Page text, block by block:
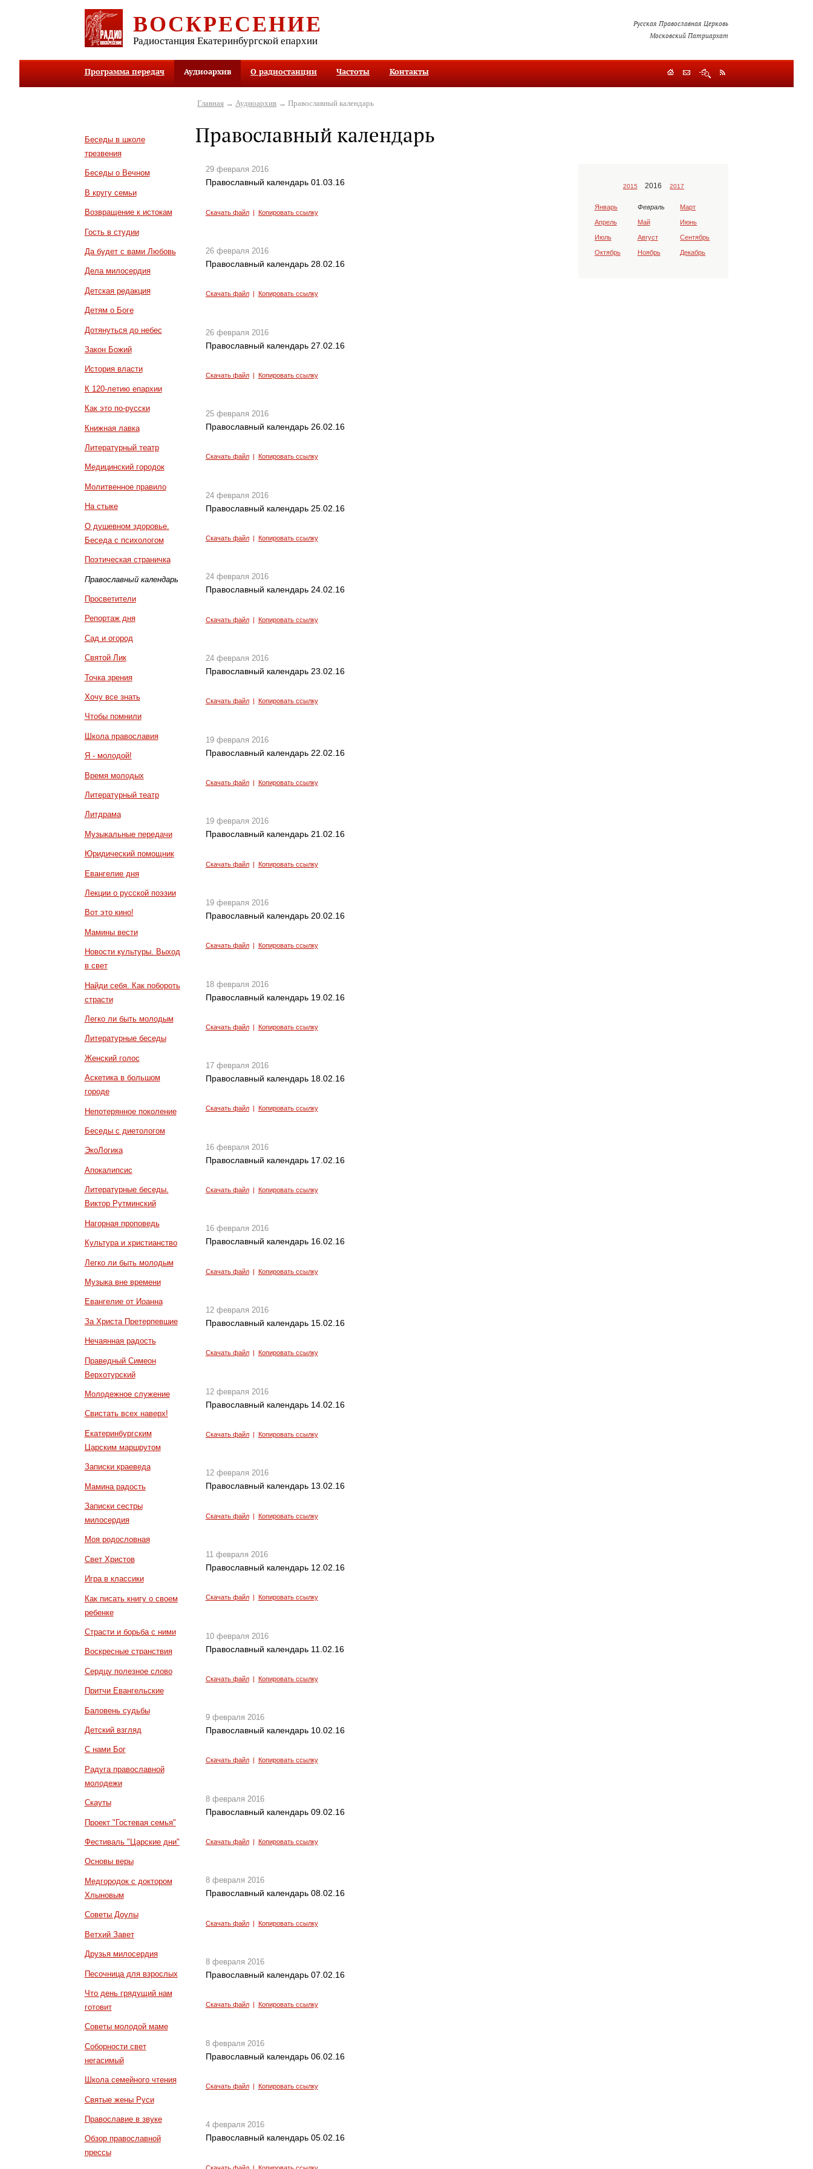
ВОСКРЕСЕНИЕ
Радиостанция Екатеринбургской епархии
Русская Православная Церковь
Московский Патриархат
Программа передач Аудиоархив О радиостанции Частоты Контакты
Беседы в школе
трезвения
Беседы о Вечном
В кругу семьи
Возвращение к истокам
Гость в студии
Да будет с вами Любовь
Дела милосердия
Детская редакция
Детям о Боге
Дотянуться до небес
Закон Божий
История власти
К 120-летию епархии
Как это по-русски
Книжная лавка
Литературный театр
Медицинский городок
Молитвенное правило
На стыке
О душевном здоровье.
Беседа с психологом
Поэтическая страничка
Православный календарь
Просветители
Репортаж дня
Сад и огород
Святой Лик
Точка зрения
Хочу все знать
Чтобы помнили
Школа православия
Я - молодой!
Время молодых
Литературный театр
Литдрама
Музыкальные передачи
Юридический помощник
Евангелие дня
Лекции о русской поэзии
Вот это кино!
Мамины вести
Новости культуры. Выход
в свет
Найди себя. Как побороть
страсти
Легко ли быть молодым
Литературные беседы
Женский голос
Аскетика в большом
городе
Непотерянное поколение
Беседы с диетологом
ЭкоЛогика
Апокалипсис
Литературные беседы.
Виктор Рутминский
Нагорная проповедь
Культура и христианство
Легко ли быть молодым
Музыка вне времени
Евангелие от Иоанна
За Христа Претерпевшие
Нечаянная радость
Праведный Симеон
Верхотурский
Молодежное служение
Свистать всех наверх!
Екатеринбургским
Царским маршрутом
Записки краеведа
Мамина радость
Записки сестры
милосердия
Моя родословная
Свет Христов
Игра в классики
Как писать книгу о своем
ребенке
Страсти и борьба с ними
Воскресные странствия
Сердцу полезное слово
Притчи Евангельские
Баловень судьбы
Детский взгляд
С нами Бог
Радуга православной
молодежи
Скауты
Проект "Гостевая семья"
Фестиваль "Царские дни"
Основы веры
Медгородок с доктором
Хлыновым
Советы Доулы
Ветхий Завет
Друзья милосердия
Песочница для взрослых
Что день грядущий нам
готовит
Советы молодой маме
Соборности свет
негасимый
Школа семейного чтения
Святые жены Руси
Православие в звуке
Обзор православной
прессы
Главная → Аудиоархив → Православный календарь
Православный календарь
29 февраля 2016
Православный календарь 01.03.16
Скачать файл| Копировать ссылку
26 февраля 2016
Православный календарь 28.02.16
Скачать файл| Копировать ссылку
26 февраля 2016
Православный календарь 27.02.16
Скачать файл| Копировать ссылку
25 февраля 2016
Православный календарь 26.02.16
Скачать файл| Копировать ссылку
24 февраля 2016
Православный календарь 25.02.16
Скачать файл| Копировать ссылку
24 февраля 2016
Православный календарь 24.02.16
Скачать файл| Копировать ссылку
24 февраля 2016
Православный календарь 23.02.16
Скачать файл| Копировать ссылку
19 февраля 2016
Православный календарь 22.02.16
Скачать файл| Копировать ссылку
19 февраля 2016
Православный календарь 21.02.16
Скачать файл| Копировать ссылку
19 февраля 2016
Православный календарь 20.02.16
Скачать файл| Копировать ссылку
18 февраля 2016
Православный календарь 19.02.16
Скачать файл| Копировать ссылку
17 февраля 2016
Православный календарь 18.02.16
Скачать файл| Копировать ссылку
16 февраля 2016
Православный календарь 17.02.16
Скачать файл| Копировать ссылку
16 февраля 2016
Православный календарь 16.02.16
Скачать файл| Копировать ссылку
12 февраля 2016
Православный календарь 15.02.16
Скачать файл| Копировать ссылку
12 февраля 2016
Православный календарь 14.02.16
Скачать файл| Копировать ссылку
12 февраля 2016
Православный календарь 13.02.16
Скачать файл| Копировать ссылку
11 февраля 2016
Православный календарь 12.02.16
Скачать файл| Копировать ссылку
10 февраля 2016
Православный календарь 11.02.16
Скачать файл| Копировать ссылку
9 февраля 2016
Православный календарь 10.02.16
Скачать файл| Копировать ссылку
8 февраля 2016
Православный календарь 09.02.16
Скачать файл| Копировать ссылку
8 февраля 2016
Православный календарь 08.02.16
Скачать файл| Копировать ссылку
8 февраля 2016
Православный календарь 07.02.16
Скачать файл| Копировать ссылку
8 февраля 2016
Православный календарь 06.02.16
Скачать файл| Копировать ссылку
4 февраля 2016
Православный календарь 05.02.16
Скачать файл| Копировать ссылку
2015 2016 2017
Январь Февраль Март
Апрель Май Июнь
Июль Август Сентябрь
Октябрь Ноябрь Декабрь